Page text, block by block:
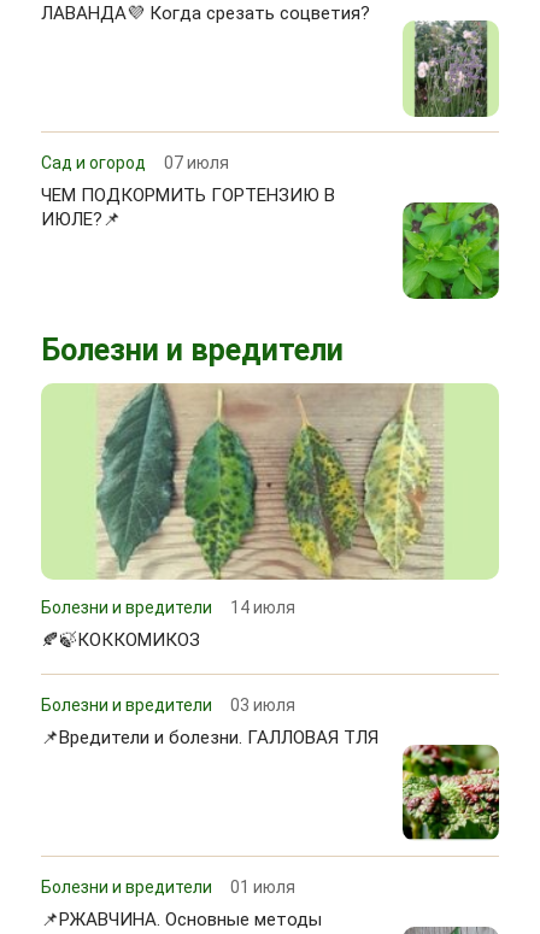
ЛАВАНДА💜 Когда срезать соцветия?
Сад и огород 07 июля
ЧЕМ ПОДКОРМИТЬ ГОРТЕНЗИЮ В
ИЮЛЕ?📌
Болезни и вредители
Болезни и вредители 14 июля
🍂🍃КОККОМИКОЗ
Болезни и вредители 03 июля
📌Вредители и болезни. ГАЛЛОВАЯ ТЛЯ
Болезни и вредители 01 июля
📌РЖАВЧИНА. Основные методы